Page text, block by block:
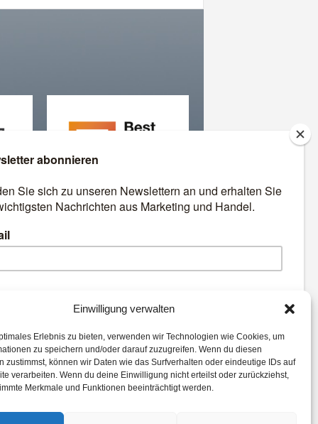
Einwilligung verwalten
Erlebnis zu bieten, verwenden wir Technologien wie Cookies, um
zu speichern und/oder darauf zuzugreifen. Wenn du diesen
zustimmst, können wir Daten wie das Surfverhalten oder eindeutige IDs auf
verarbeiten. Wenn du deine Einwilligung nicht erteilst oder zurückziehst,
Merkmale und Funktionen beeinträchtigt werden.
Best Retail Cases: Die
besten Lösungen für Händler
Digital
Künstliche Intelligenz
Location
Advertising
Analytics
Studie